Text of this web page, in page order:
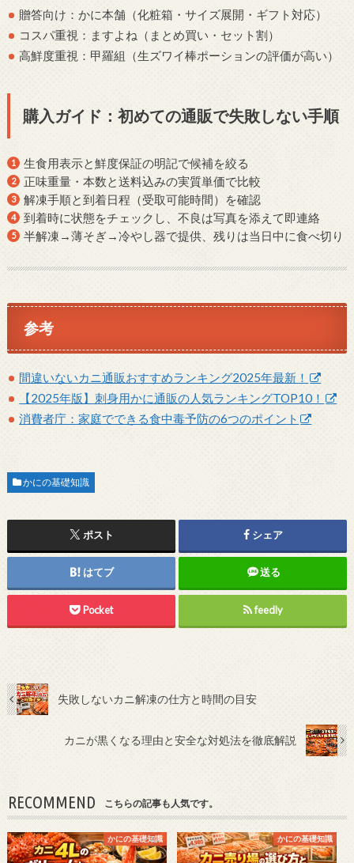
贈答向け：かに本舗（化粧箱・サイズ展開・ギフト対応）
コスパ重視：ますよね（まとめ買い・セット割）
高鮮度重視：甲羅組（生ズワイ棒ポーションの評価が高い）
購入ガイド：初めての通販で失敗しない手順
生食用表示と鮮度保証の明記で候補を絞る
正味重量・本数と送料込みの実質単価で比較
解凍手順と到着日程（受取可能時間）を確認
到着時に状態をチェックし、不良は写真を添えて即連絡
半解凍→薄そぎ→冷やし器で提供、残りは当日中に食べ切り
参考
間違いないカニ通販おすすめランキング2025年最新！
【2025年版】刺身用かに通販の人気ランキングTOP10！
消費者庁：家庭でできる食中毒予防の6つのポイント
かにの基礎知識
ポスト シェア
はてブ 送る
Pocket feedly
失敗しないカニ解凍の仕方と時間の目安
カニが黒くなる理由と安全な対処法を徹底解説
RECOMMEND こちらの記事も人気です。
かにの基礎知識 かにの基礎知識